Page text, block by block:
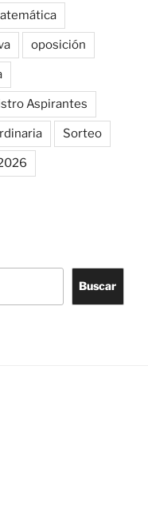
oposición
Aspirantes
Sorteo
Buscar